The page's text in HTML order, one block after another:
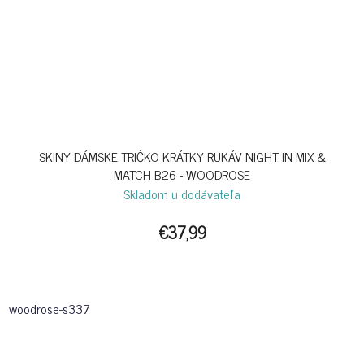
SKINY DÁMSKE TRIČKO KRÁTKY RUKÁV NIGHT IN MIX &
MATCH B26 - WOODROSE
Skladom u dodávateľa
€37,99
woodrose-s337